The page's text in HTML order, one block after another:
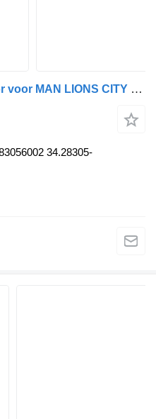
Maestronic 14543-67 monitor voor MAN LIONS CITY (01.04-) bus
34.28305-